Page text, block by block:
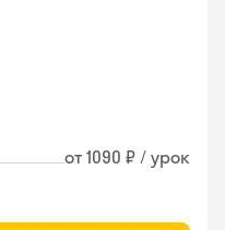
от 1090 ₽ / урок